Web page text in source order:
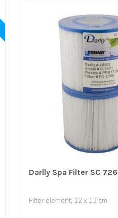
Darlly Spa Filter SC 726
Filter element, 12 x 13 cm